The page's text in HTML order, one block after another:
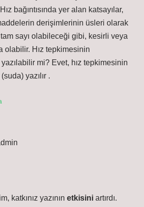
bağıntısında yer alan katsayılar,
derişimlerinin üsleri olarak
tam sayı olabileceği gibi, kesirli veya
olabilir. Hız tepkimesinin
yazılabilir mi? Evet, hız tepkimesinin
yazılır .
katkınız yazının etkisini artırdı.